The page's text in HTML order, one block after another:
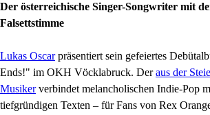
Der österreichische Singer-Songwriter mit
Falsettstimme
Lukas Oscarpräsentiert sein gefeiertes
Ends!" im OKH Vöcklabruck. Deraus der
Musikerverbindet melancholischen Indie-Pop
tiefgründigen Texten – für Fans von Rex